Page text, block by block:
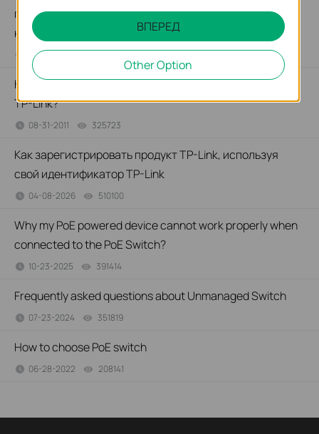
подключения компьютера к неуправляемому
коммутатору?
01-11-2017 359119views
Как настроить сеть РОЕ, используя РОЕ оборудование
TP-Link?
08-31-2011 325723
Как зарегистрировать продукт TP-Link, используя
свой идентификатор TP-Link
04-08-2026 510100
Why my PoE powered device cannot work properly when
connected to the PoE Switch?
10-23-2025 391414
Frequently asked questions about Unmanaged Switch
07-23-2024 351819
How to choose PoE switch
06-28-2022 208141
ВПЕРЕД
Other Option